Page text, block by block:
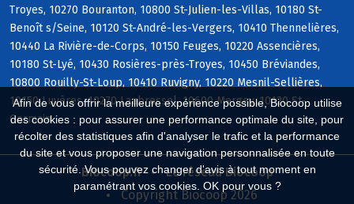
Afin de vous offrir la meilleure expérience possible, Biocoop utilise
des cookies : pour assurer une performance optimale du site, pour
récolter des statistiques afin d'analyser le trafic et la performance
du site et vous proposer une navigation personnalisée en toute
sécurité. Vous pouvez changer d'avis à tout moment en
paramétrant vos cookies. OK pour vous ?
Troyes, 10270 Bouranton, 10800 St-Julien-les-Villas, 10180 St-
Benoît s/Seine, 10120 St-André-les-Vergers, 10410 Thennelières,
10440 La Rivière-de-Corps, 10150 Feuges, 10220 Assencières,
10180 St-Lyé, 10430 Rosières-près-Troyes, 10450 Bréviandes,
10800 Rouilly-St-Loup, 10410 Ruvigny, 10220 Mesnil-Sellières,
10150 Luyères, 10270 Laubressel, 10600 Mergey, 10120 St-
Germain
Biocoop.fr
Le réseau Biocoop
Copyright Biocoop 2026